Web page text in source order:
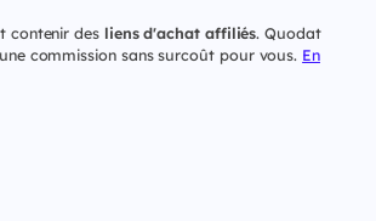
contenir des liens d'achat affiliés. Quodat
commission sans surcoût pour vous. En